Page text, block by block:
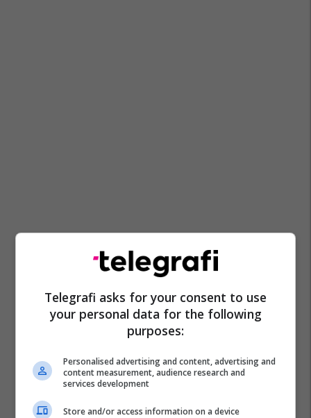
Telegrafi asks for your consent to use
your personal data for the following
purposes:
Personalised advertising and content, advertising and
content measurement, audience research and
services development
Store and/or access information on a device